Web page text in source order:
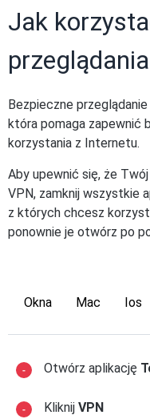
Jak
Bezpieczne
która pomaga zapewnić
korzystania z Internetu.
Aby upewnić się, że
VPN, zamknij wszystkie
z których chcesz
ponownie je otwórz po
Okna Mac Ios
Otwórz aplikację
Kliknij VPN